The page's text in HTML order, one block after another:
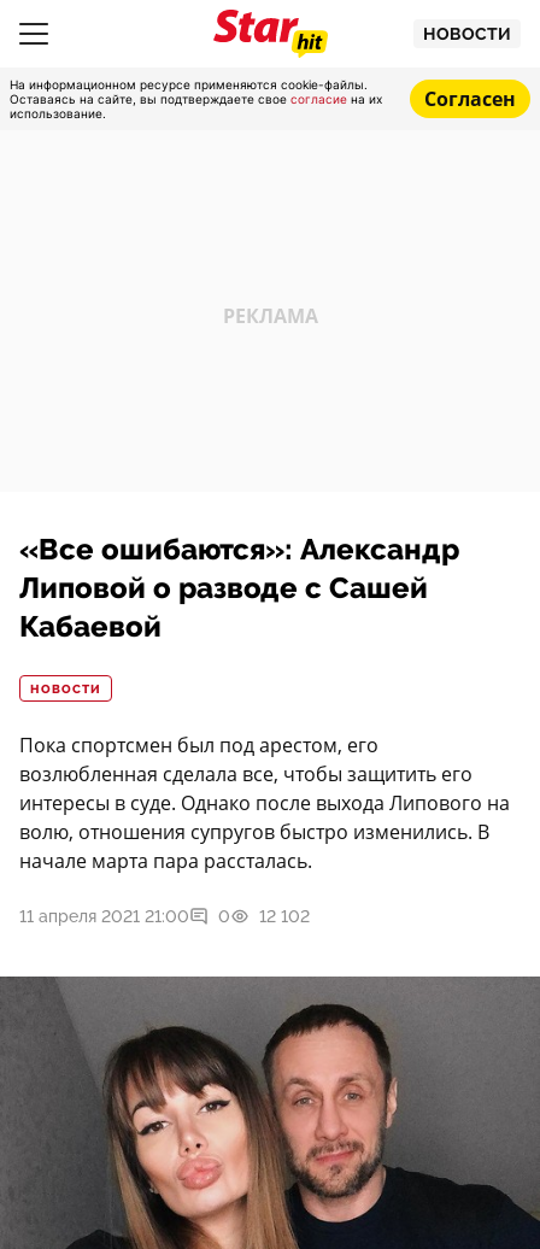
НОВОСТИ
На информационном ресурсе применяются cookie-файлы.
Оставаясь на сайте, вы подтверждаете свое согласие на их
использование.
Согласен
«Все ошибаются»: Александр
Липовой о разводе c Сашей
Кабаевой
НОВОСТИ
Пока спортсмен был под арестом, его
возлюбленная сделала все, чтобы защитить его
интересы в суде. Однако после выхода Липового на
волю, отношения супругов быстро изменились. В
начале марта пара рассталась.
11 апреля 2021 21:00 0 12 102